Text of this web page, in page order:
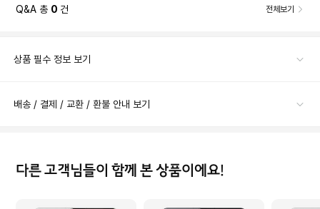
Q&A 총 0 건 전체보기
상품 필수 정보 보기
배송 / 결제 / 교환 / 환불 안내 보기
다른 고객님들이 함께 본 상품이에요!